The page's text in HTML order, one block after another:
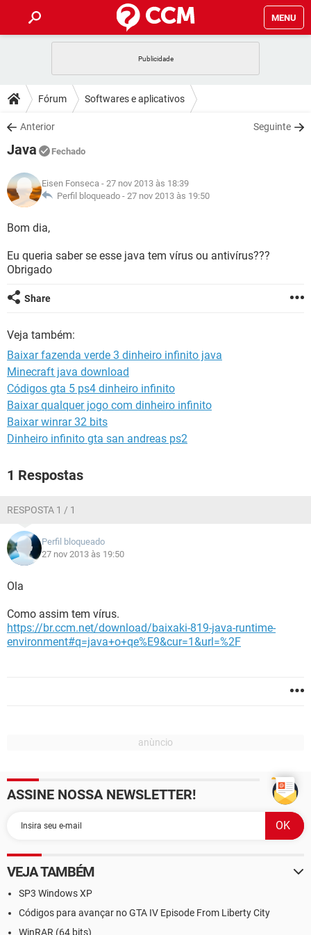
MENU
CELULAR FACEBOOK
OUTLOOK
INSTAGRAM
GUIA DE COMPRAS
DICAS
JOGOS WHATSAPP
INSTAGRAM GMAIL
GUIA DE COMPRAS
DOWNLOADS
JOGOS
CELULAR
OUTLOOK EXCEL
INSTAGRAM
FÓRUM
JOGOS WHATSAPP
CELULAR
OUTLOOK
INSTAGRAM GMAIL
GLOSSÁRIO
JOGOS
OUTLOOK
INSTAGRAM
Fórum Softwares e aplicativos
Anterior Seguinte
Java Fechado
Eisen Fonseca - 27 nov 2013 às 18:39
Perfil bloqueado - 27 nov 2013 às 19:50
Bom dia,
Eu queria saber se esse java tem vírus ou antivírus???
Obrigado
Share
Veja também:
Baixar fazenda verde 3 dinheiro infinito java
Minecraft java download
Códigos gta 5 ps4 dinheiro infinito
Baixar qualquer jogo com dinheiro infinito
Baixar winrar 32 bits
Dinheiro infinito gta san andreas ps2
1 Respostas
RESPOSTA 1 / 1
Perfil bloqueado
27 nov 2013 às 19:50
Ola
Como assim tem vírus.
https://br.ccm.net/download/baixaki-819-java-runtime-
environment#q=java+o+qe%E9&cur=1&url=%2F
ASSINE NOSSA NEWSLETTER!
VEJA TAMBÉM
SP3 Windows XP
Códigos para avançar no GTA IV Episode From Liberty City
WinRAR (64 bits)